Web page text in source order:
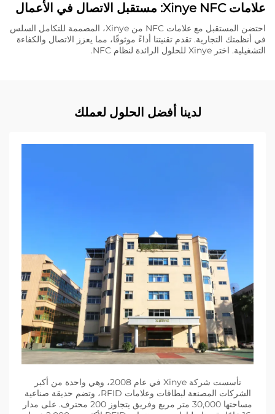
علامات Xinye NFC: مستقبل الاتصال في الأعمال
احتضن المستقبل مع علامات NFC من Xinye، المصممة للتكامل السلس
في أنظمتك التجارية. تقدم تقنيتنا أداءً موثوقًا، مما يعزز الاتصال والكفاءة
التشغيلية. اختر Xinye للحلول الرائدة لنظام NFC.
لدينا أفضل الحلول لعملك
تأسست شركة Xinye في عام 2008، وهي واحدة من أكبر
الشركات المصنعة لبطاقات وعلامات RFID، وتضم حديقة صناعية
مساحتها 30,000 متر مربع وفريق يتجاوز 200 محترف. على مدار